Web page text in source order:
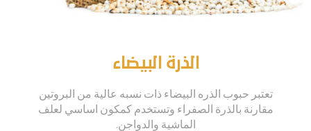
الذرة البيضاء
تعتبر حبوب الذره البيضاء ذات نسبه عالية من البروتين
مقارنة بالذرة الصفراء وتستخدم كمكون اساسي لعلف
الماشية والدواجن.